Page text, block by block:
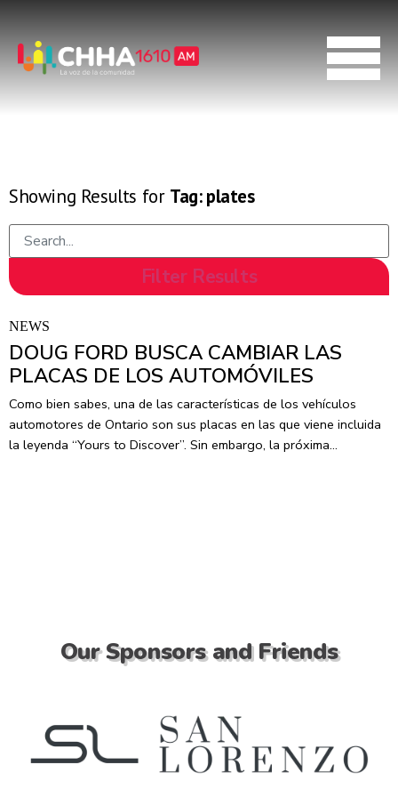
Showing Results for Tag:plates
NEWS
DOUG FORD BUSCA CAMBIAR LAS
PLACAS DE LOS AUTOMÓVILES
Como bien sabes, una de las características de los vehículos
automotores de Ontario son sus placas en las que viene incluida
la leyenda “Yours to Discover”. Sin embargo, la próxima…
Our Sponsors and Friends